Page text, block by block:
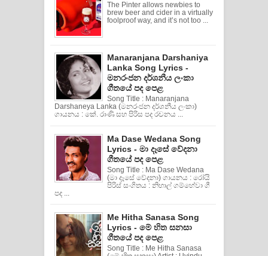
The Pinter allows newbies to
brew beer and cider in a virtually
foolproof way, and it’s not too ...
Manaranjana Darshaniya
Lanka Song Lyrics -
මනරංජන දර්ශනීය ලංකා
ගීතයේ පද පෙළ
Song Title : Manaranjana
Darshaneya Lanka (මනරංජන දර්ශනීය ලංකා)
ගායනය : කේ. රාණි සහ පිරිස පද රචනය ...
Ma Dase Wedana Song
Lyrics - මා දෑසේ වේදනා
ගීතයේ පද පෙළ
Song Title : Ma Dase Wedana
(මා දෑසේ වේදනා) ගායනය : රෝයි
පිරිස් සංගිතය : නිහාල් ගම්හේවා ගී
පද ...
Me Hitha Sanasa Song
Lyrics - මේ හිත සනසා
ගීතයේ පද පෙළ
Song Title : Me Hitha Sanasa